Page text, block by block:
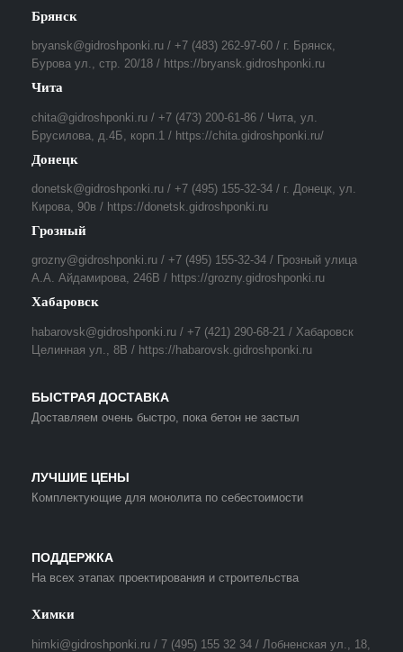
Брянск
bryansk@gidroshponki.ru / +7 (483) 262-97-60 / г. Брянск,
Бурова ул., стр. 20/18 / https://bryansk.gidroshponki.ru
Чита
chita@gidroshponki.ru / +7 (473) 200-61-86 / Чита, ул.
Брусилова, д.4Б, корп.1 / https://chita.gidroshponki.ru/
Донецк
donetsk@gidroshponki.ru / +7 (495) 155-32-34 / г. Донецк, ул.
Кирова, 90в / https://donetsk.gidroshponki.ru
Грозный
grozny@gidroshponki.ru / +7 (495) 155-32-34 / Грозный улица
А.А. Айдамирова, 246В / https://grozny.gidroshponki.ru
Хабаровск
habarovsk@gidroshponki.ru / +7 (421) 290-68-21 / Хабаровск
Целинная ул., 8В / https://habarovsk.gidroshponki.ru
БЫСТРАЯ ДОСТАВКА
Доставляем очень быстро, пока бетон не застыл
ЛУЧШИЕ ЦЕНЫ
Комплектующие для монолита по себестоимости
ПОДДЕРЖКА
На всех этапах проектирования и строительства
Химки
himki@gidroshponki.ru / 7 (495) 155 32 34 / Лобненская ул., 18,